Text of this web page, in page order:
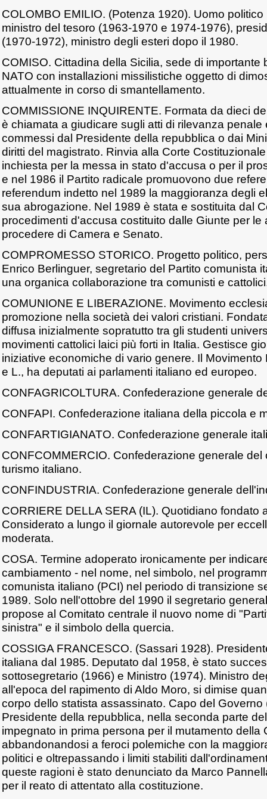
COLOMBO EMILIO. (Potenza 1920). Uomo
ministro del tesoro (1963-1970 e 1974-1976),
(1970-1972), ministro degli esteri dopo il 1980.
COMISO. Cittadina della Sicilia, sede di importante
NATO con installazioni missilistiche oggetto di
attualmente in corso di smantellamento.
COMMISSIONE INQUIRENTE. Formata da dieci
è chiamata a giudicare sugli atti di rilevanza penale
commessi dal Presidente della repubblica o dai
diritti del magistrato. Rinvia alla Corte
inchiesta per la messa in stato d'accusa o per il
e nel 1986 il Partito radicale promuovono due
referendum indetto nel 1989 la maggioranza degli
sua abrogazione. Nel 1989 è stata e sostituita dal
procedimenti d'accusa costituito dalle Giunte per le
procedere di Camera e Senato.
COMPROMESSO STORICO. Progetto politico,
Enrico Berlinguer, segretario del Partito comunista
una organica collaborazione tra comunisti e
COMUNIONE E LIBERAZIONE. Movimento
promozione nella società dei valori cristiani.
diffusa inizialmente sopratutto tra gli studenti
movimenti cattolici laici più forti in Italia. Gestisce
iniziative economiche di vario genere. Il
e L., ha deputati ai parlamenti italiano ed europeo.
CONFAGRICOLTURA. Confederazione generale
CONFAPI. Confederazione italiana della piccola e
CONFARTIGIANATO. Confederazione generale
CONFCOMMERCIO. Confederazione generale del
turismo italiano.
CONFINDUSTRIA. Confederazione generale
CORRIERE DELLA SERA (IL). Quotidiano fondato
Considerato a lungo il giornale autorevole per
moderata.
COSA. Termine adoperato ironicamente per
cambiamento - nel nome, nel simbolo, nel
comunista italiano (PCI) nel periodo di transizione
1989. Solo nell'ottobre del 1990 il segretario
propose al Comitato centrale il nuovo nome di
sinistra" e il simbolo della quercia.
COSSIGA FRANCESCO. (Sassari 1928).
italiana dal 1985. Deputato dal 1958, è stato
sottosegretario (1966) e Ministro (1974). Ministro
all'epoca del rapimento di Aldo Moro, si dimise
corpo dello statista assassinato. Capo del Governo
Presidente della repubblica, nella seconda parte
impegnato in prima persona per il mutamento della
abbandonandosi a feroci polemiche con la
politici e oltrepassando i limiti stabiliti
queste ragioni è stato denunciato da Marco
per il reato di attentato alla costituzione.